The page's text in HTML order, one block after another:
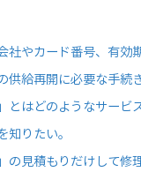
やカード番号、有効
給再開に必要な手続
とはどのようなサービ
りたい。
の見積もりだけして修